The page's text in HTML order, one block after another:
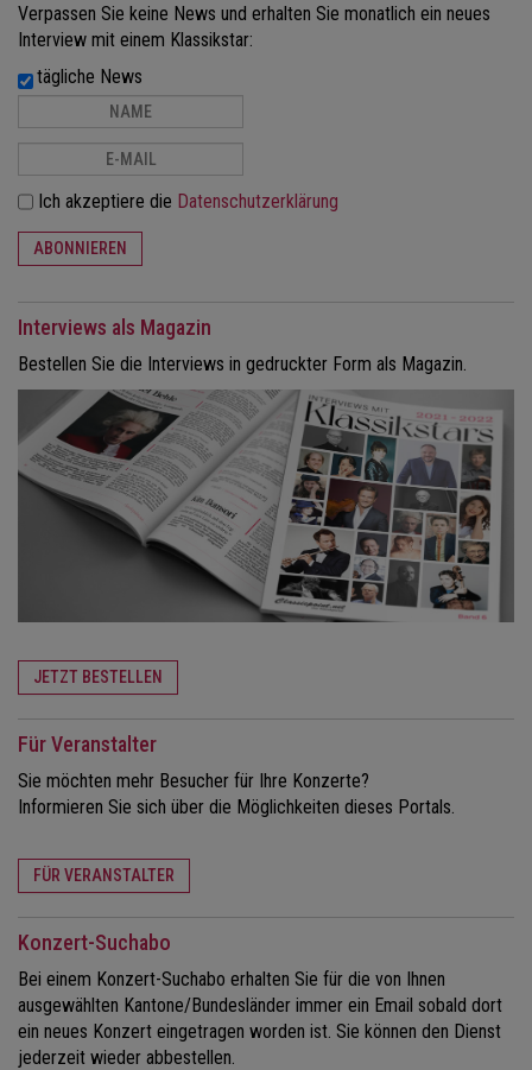
Verpassen Sie keine News und erhalten Sie monatlich ein neues
Interview mit einem Klassikstar:
tägliche News
Ich akzeptiere die Datenschutzerklärung
ABONNIEREN
Interviews als Magazin
Bestellen Sie die Interviews in gedruckter Form als Magazin.
JETZT BESTELLEN
Für Veranstalter
Sie möchten mehr Besucher für Ihre Konzerte?
Informieren Sie sich über die Möglichkeiten dieses Portals.
FÜR VERANSTALTER
Konzert-Suchabo
Bei einem Konzert-Suchabo erhalten Sie für die von Ihnen
ausgewählten Kantone/Bundesländer immer ein Email sobald dort
ein neues Konzert eingetragen worden ist. Sie können den Dienst
jederzeit wieder abbestellen.